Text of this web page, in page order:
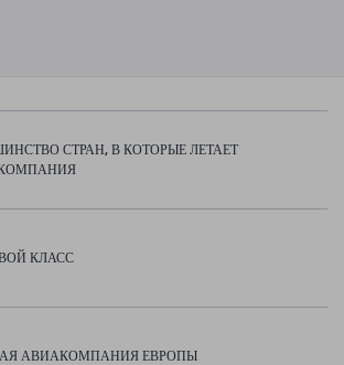
СТРАН, В КОТОРЫЕ ЛЕТАЕТ
КЛАСС
АВИАКОМПАНИЯ ЕВРОПЫ